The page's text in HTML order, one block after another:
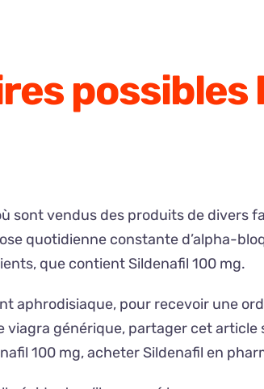
possibles
sont vendus des produits de divers
quotidienne constante d’alpha-
que contient Sildenafil 100 mg.
aphrodisiaque, pour recevoir une
viagra générique, partager cet
100 mg, acheter Sildenafil en